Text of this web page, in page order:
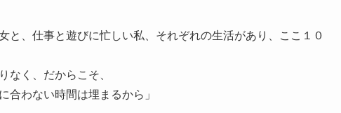
と、仕事と遊びに忙しい私、それぞれの生活があり、ここ１０
なく、だからこそ、
合わない時間は埋まるから」